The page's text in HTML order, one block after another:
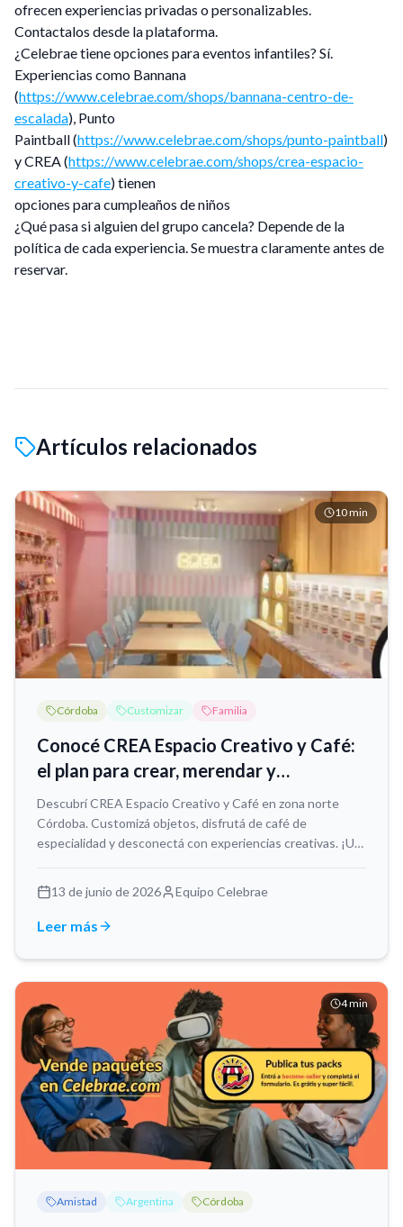
ofrecen experiencias privadas o personalizables.
Contactalos desde la plataforma.
¿Celebrae tiene opciones para eventos infantiles? Sí.
Experiencias como Bannana
(https://www.celebrae.com/shops/bannana-centro-de-
escalada), Punto
Paintball (https://www.celebrae.com/shops/punto-paintball)
y CREA (https://www.celebrae.com/shops/crea-espacio-
creativo-y-cafe) tienen
opciones para cumpleaños de niños
¿Qué pasa si alguien del grupo cancela? Depende de la
política de cada experiencia. Se muestra claramente antes de
reservar.
Artículos relacionados
10min
Córdoba Customizar Familia
Conocé CREA Espacio Creativo y Café:
el plan para crear, merendar y
desconectar en zona norte
Descubrí CREA Espacio Creativo y Café en zona norte
Córdoba. Customizá objetos, disfrutá de café de
especialidad y desconectá con experiencias creativas. ¡Un
13 de junio de 2026
Equipo Celebrae
Leer más
4min
Amistad Argentina Córdoba